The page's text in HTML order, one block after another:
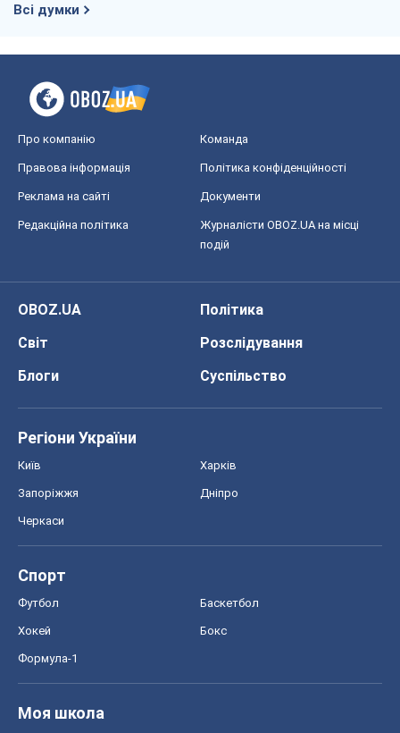
Всі думки
Про компанію Команда
Правова інформація Політика конфіденційності
Реклама на сайті Документи
Редакційна політика
Журналісти OBOZ.UA на місці
подій
OBOZ.UA
Політика
Світ
Розслідування
Блоги
Суспільство
Регіони України
Київ Харків
Запоріжжя Дніпро
Черкаси
Спорт
Футбол Баскетбол
Хокей Бокс
Формула-1
Моя школа